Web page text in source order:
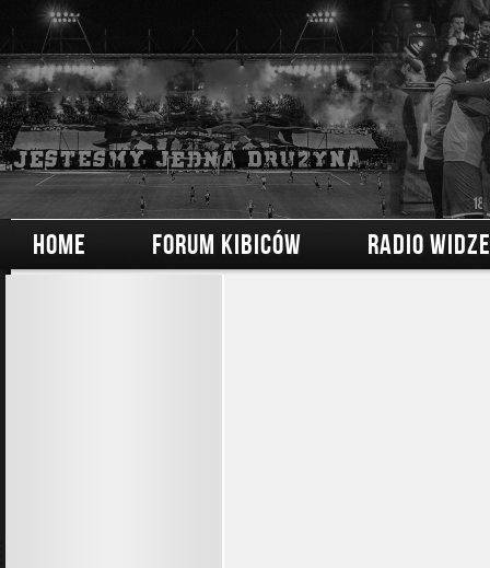
HOME FORUM KIBICÓW RADIO